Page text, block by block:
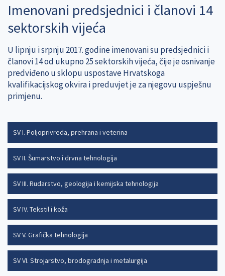
Imenovani predsjednici i članovi 14
sektorskih vijeća
U lipnju i srpnju 2017. godine imenovani su predsjednici i
članovi 14 od ukupno 25 sektorskih vijeća, čije je osnivanje
predviđeno u sklopu uspostave Hrvatskoga
kvalifikacijskog okvira i preduvjet je za njegovu uspješnu
primjenu.
SV I. Poljoprivreda, prehrana i veterina
SV II. Šumarstvo i drvna tehnologija
SV III. Rudarstvo, geologija i kemijska tehnologija
SV IV. Tekstil i koža
SV V. Grafička tehnologija
SV VI. Strojarstvo, brodogradnja i metalurgija